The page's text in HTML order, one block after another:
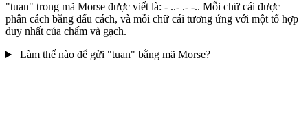
"tuan" trong mã Morse được viết là: - ..- .- -.. Mỗi chữ cái được
phân cách bằng dấu cách, và mỗi chữ cái tương ứng với một tổ hợp
duy nhất của chấm và gạch.
Làm thế nào để gửi "tuan" bằng mã Morse?